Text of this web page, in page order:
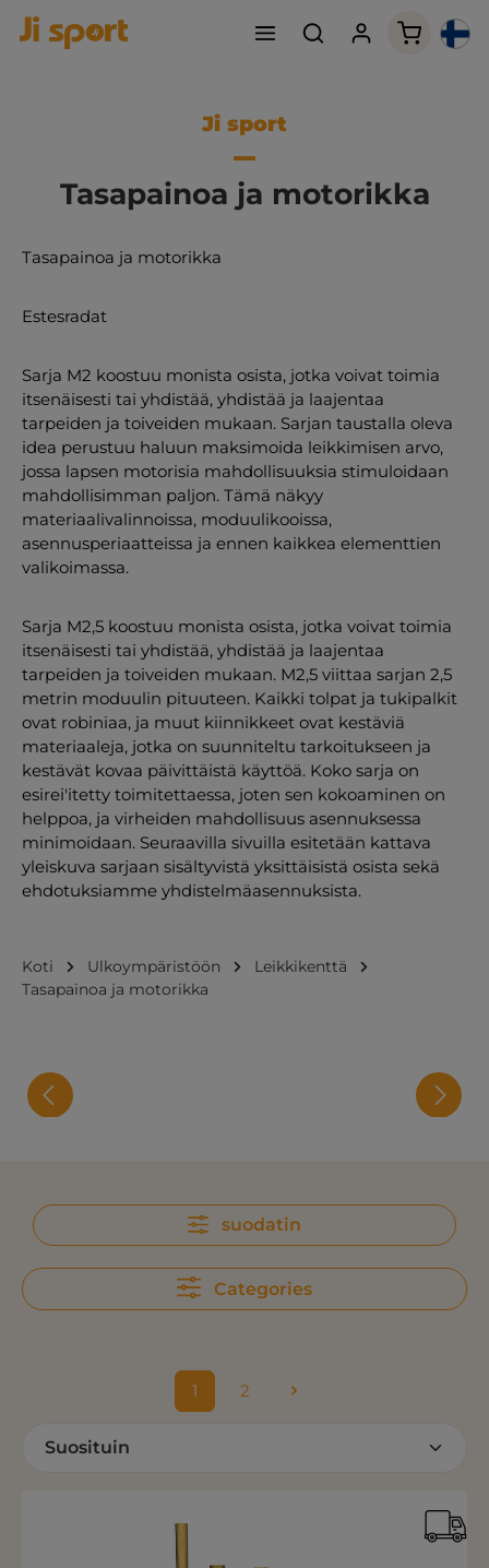
Ji sport
Tasapainoa ja motorikka
Tasapainoa ja motorikka
Estesradat
Sarja M2 koostuu monista osista, jotka voivat toimia
itsenäisesti tai yhdistää, yhdistää ja laajentaa
tarpeiden ja toiveiden mukaan. Sarjan taustalla oleva
idea perustuu haluun maksimoida leikkimisen arvo,
jossa lapsen motorisia mahdollisuuksia stimuloidaan
mahdollisimman paljon. Tämä näkyy
materiaalivalinnoissa, moduulikooissa,
asennusperiaatteissa ja ennen kaikkea elementtien
valikoimassa.
Sarja M2,5 koostuu monista osista, jotka voivat toimia
itsenäisesti tai yhdistää, yhdistää ja laajentaa
tarpeiden ja toiveiden mukaan. M2,5 viittaa sarjan 2,5
metrin moduulin pituuteen. Kaikki tolpat ja tukipalkit
ovat robiniaa, ja muut kiinnikkeet ovat kestäviä
materiaaleja, jotka on suunniteltu tarkoitukseen ja
kestävät kovaa päivittäistä käyttöä. Koko sarja on
esirei'itetty toimitettaessa, joten sen kokoaminen on
helppoa, ja virheiden mahdollisuus asennuksessa
minimoidaan. Seuraavilla sivuilla esitetään kattava
yleiskuva sarjaan sisältyvistä yksittäisistä osista sekä
ehdotuksiamme yhdistelmäasennuksista.
Koti Ulkoympäristöön
Leikkikenttä
Tasapainoa ja motorikka
suodatin
Categories
Sivu
1 Sivu
2